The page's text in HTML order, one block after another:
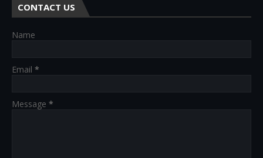
CONTACT US
Name
Email *
Message *